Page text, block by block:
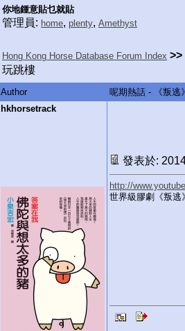
你地鍾意貼乜就貼
管理員: home, plenty, Amethyst
Hong Kong Horse Database Forum Index >>
玩跳樓
Author
呢期熱話 - 《叛逃
hkhorsetrack
發表於:
http://
世界級膠劇《叛